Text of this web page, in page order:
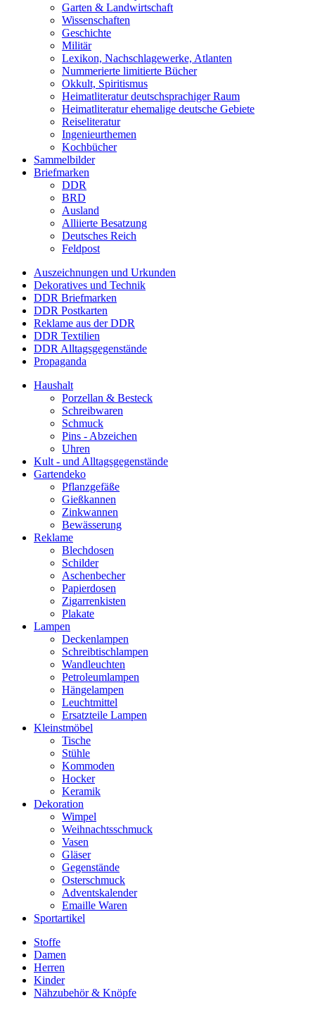
Garten & Landwirtschaft
Wissenschaften
Geschichte
Militär
Lexikon, Nachschlagewerke, Atlanten
Nummerierte limitierte Bücher
Okkult, Spiritismus
Heimatliteratur deutschsprachiger Raum
Heimatliteratur ehemalige deutsche Gebiete
Reiseliteratur
Ingenieurthemen
Kochbücher
Sammelbilder
Briefmarken
DDR
BRD
Ausland
Alliierte Besatzung
Deutsches Reich
Feldpost
Auszeichnungen und Urkunden
Dekoratives und Technik
DDR Briefmarken
DDR Postkarten
Reklame aus der DDR
DDR Textilien
DDR Alltagsgegenstände
Propaganda
Haushalt
Porzellan & Besteck
Schreibwaren
Schmuck
Pins - Abzeichen
Uhren
Kult - und Alltagsgegenstände
Gartendeko
Pflanzgefäße
Gießkannen
Zinkwannen
Bewässerung
Reklame
Blechdosen
Schilder
Aschenbecher
Papierdosen
Zigarrenkisten
Plakate
Lampen
Deckenlampen
Schreibtischlampen
Wandleuchten
Petroleumlampen
Hängelampen
Leuchtmittel
Ersatzteile Lampen
Kleinstmöbel
Tische
Stühle
Kommoden
Hocker
Keramik
Dekoration
Wimpel
Weihnachtsschmuck
Vasen
Gläser
Gegenstände
Osterschmuck
Adventskalender
Emaille Waren
Sportartikel
Stoffe
Damen
Herren
Kinder
Nähzubehör & Knöpfe